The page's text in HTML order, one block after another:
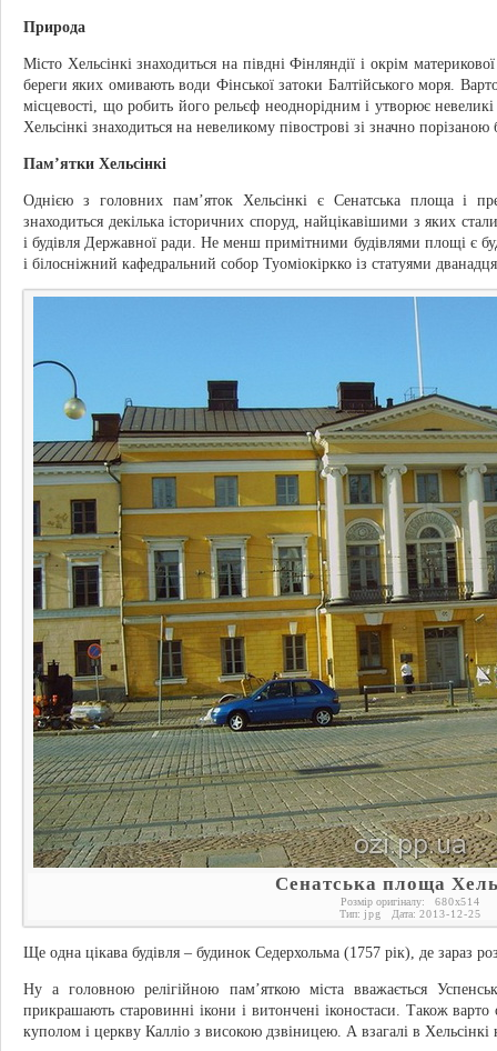
Природа
Місто Хельсінкі знаходиться на півдні Фінляндії і окрім
береги яких омивають води Фінської затоки Балтійського моря.
місцевості, що робить його рельєф неоднорідним і утворює
Хельсінкі знаходиться на невеликому півострові зі значно
Пам’ятки Хельсінкі
Однією з головних пам’яток Хельсінкі є Сенатська площа і
знаходиться декілька історичних споруд, найцікавішими з яких
і будівля Державної ради. Не менш примітними будівлями площі є
і білосніжний кафедральний собор Туоміокіркко із статуями
Сенатська площа
Розмір оригіналу: 680x514
Тип: jpg Дата: 2013-12-25
Ще одна цікава будівля – будинок Седерхольма (1757 рік), де зараз
Ну а головною релігійною пам’яткою міста вважається
прикрашають старовинні ікони і витончені іконостаси. Також
куполом і церкву Калліо з високою дзвіницею. А взагалі в